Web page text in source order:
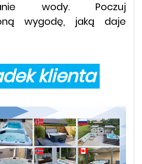
wody. Poczuj
wygodę, jaką daje
klienta